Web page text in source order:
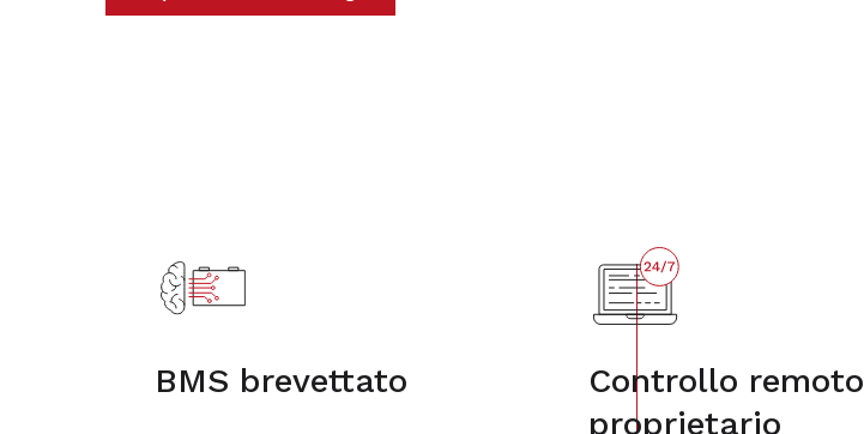
BMS brevettato
Controllo remoto
proprietario